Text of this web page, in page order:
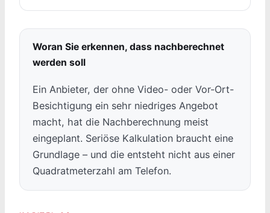
Woran Sie erkennen, dass nachberechnet
werden soll
Ein Anbieter, der ohne Video- oder Vor-Ort-
Besichtigung ein sehr niedriges Angebot
macht, hat die Nachberechnung meist
eingeplant. Seriöse Kalkulation braucht eine
Grundlage – und die entsteht nicht aus einer
Quadratmeterzahl am Telefon.